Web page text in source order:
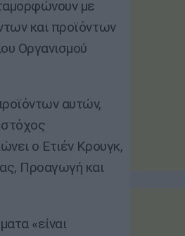
με
και προϊόντων
Οργανισμού
αυτών,
ο Ετιέν Κρουγκ,
Προαγωγή και
«είναι